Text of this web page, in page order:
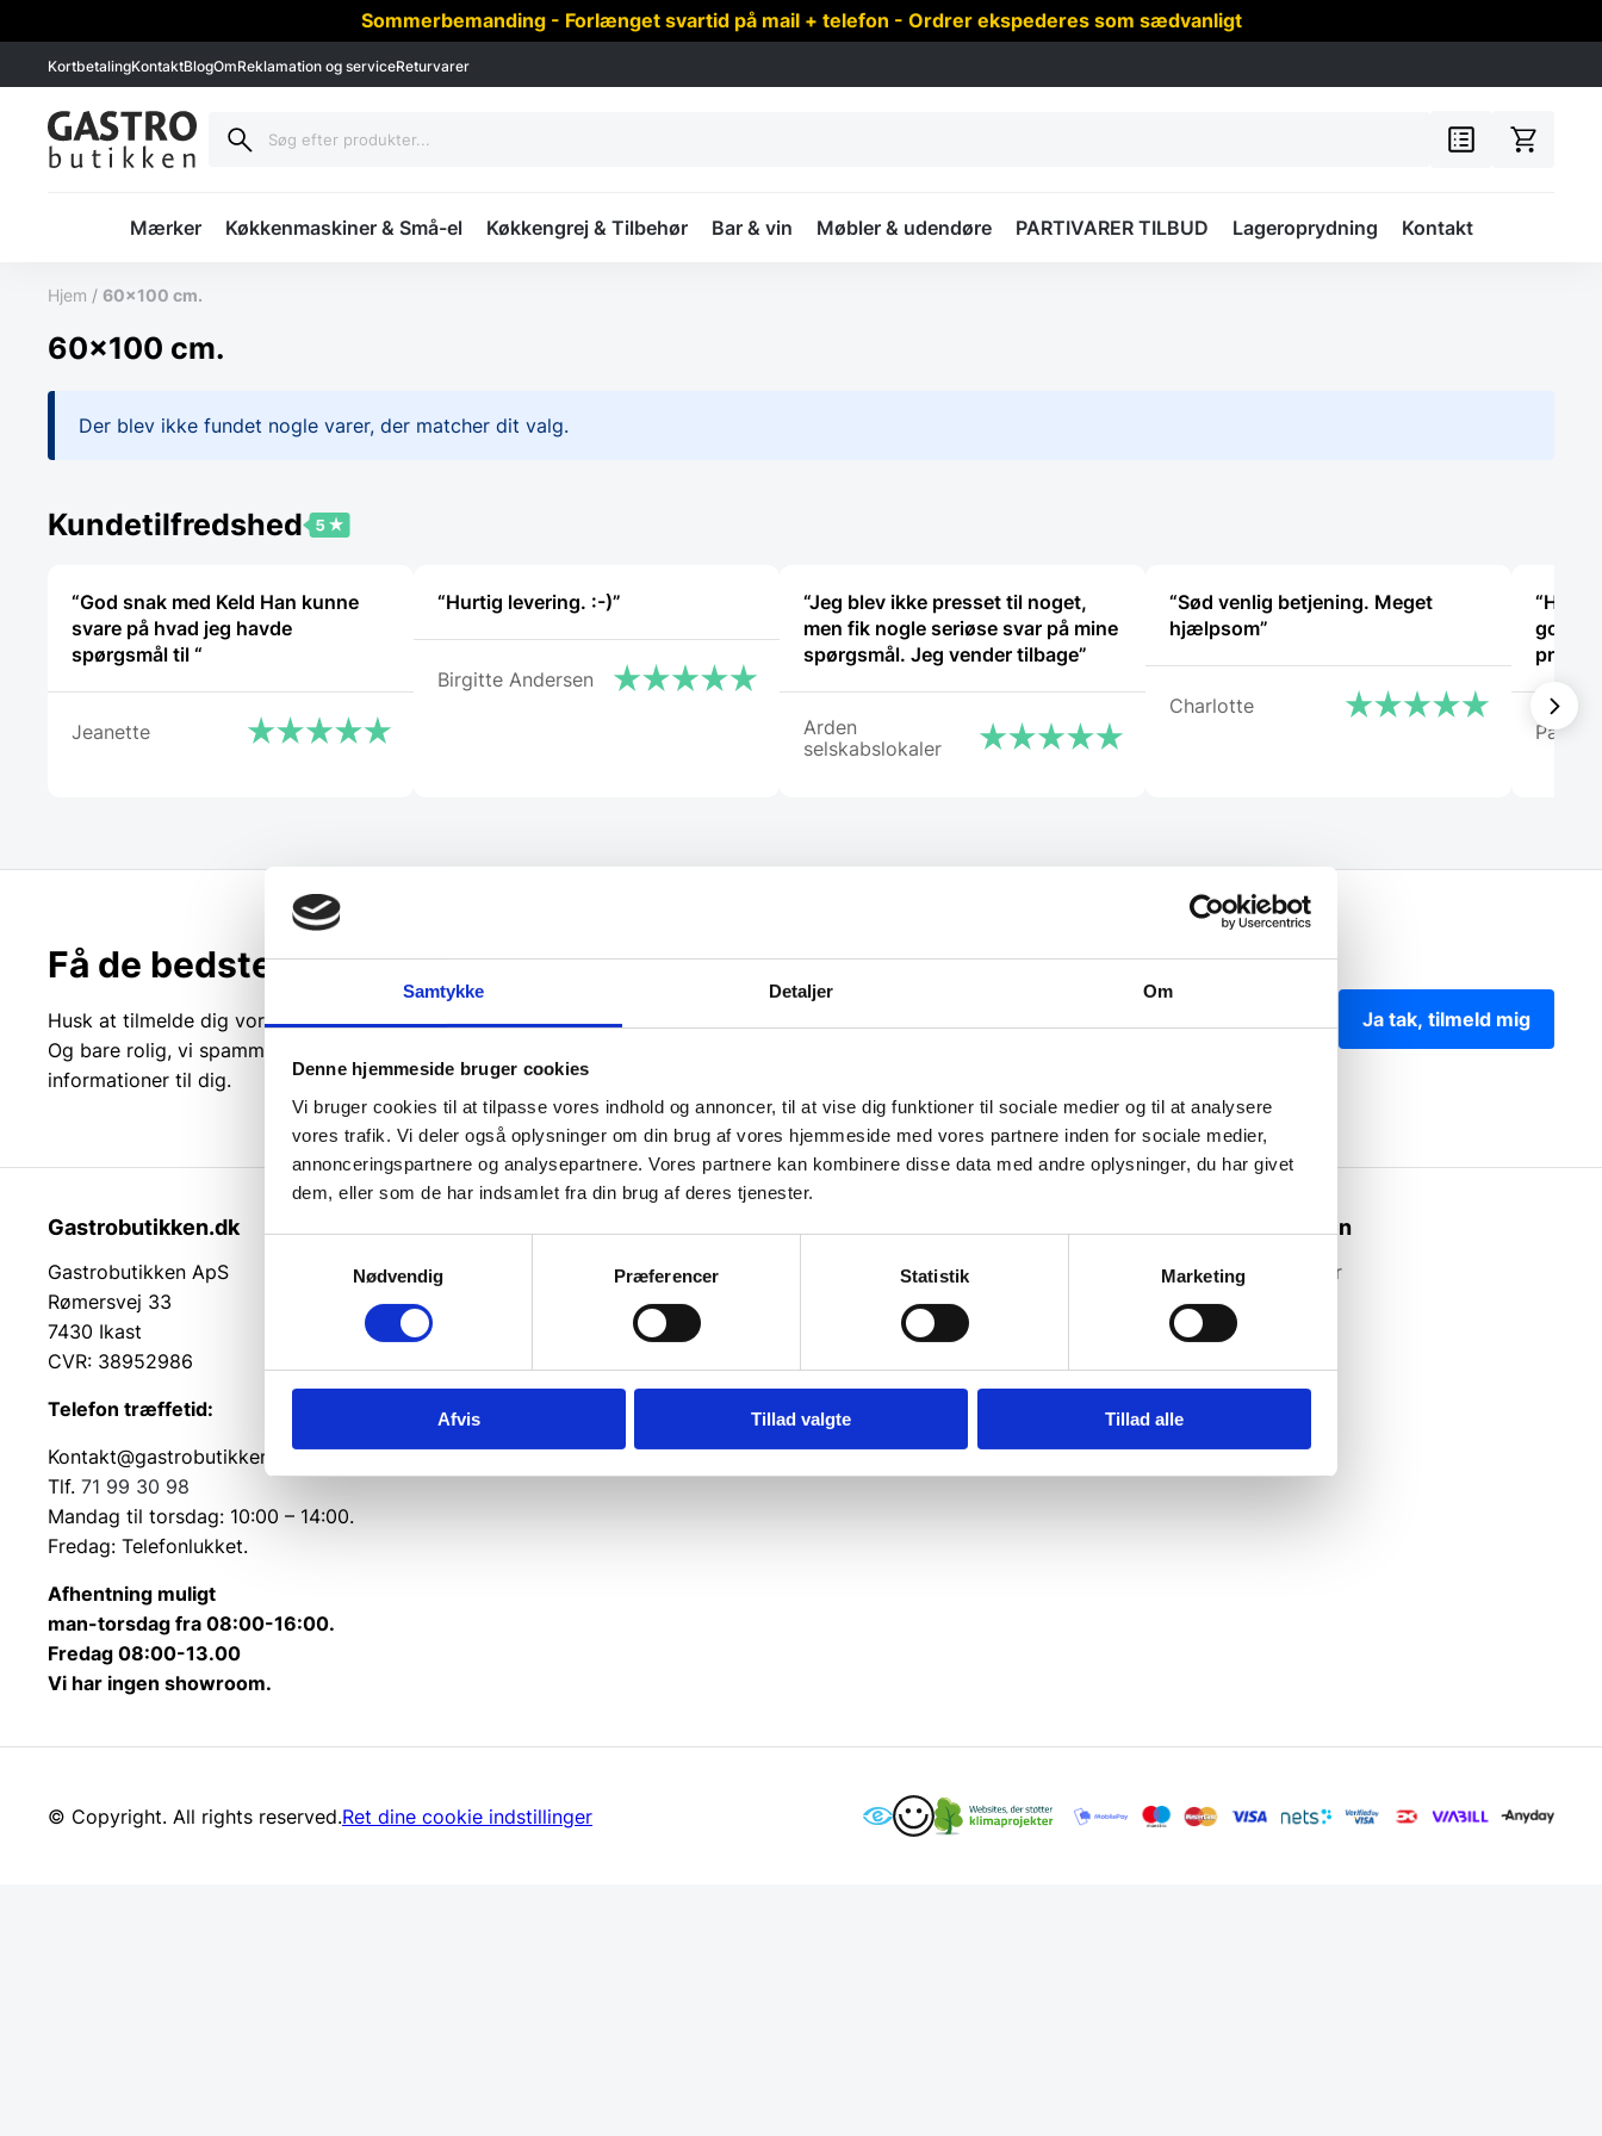
Samtykke Detaljer Om
Denne hjemmeside bruger cookies
Vi bruger cookies til at tilpasse vores indhold og annoncer, til at vise dig funktioner til sociale medier og til at analysere
vores trafik. Vi deler også oplysninger om din brug af vores hjemmeside med vores partnere inden for sociale medier,
annonceringspartnere og analysepartnere. Vores partnere kan kombinere disse data med andre oplysninger, du har givet
dem, eller som de har indsamlet fra din brug af deres tjenester.
Nødvendig
Præferencer Statistik Marketing
Afvis Tillad valgte Tillad alle
Sommerbemanding - Forlænget svartid på mail + telefon - Ordrer ekspederes som sædvanligt
KortbetalingKontaktBlogOmReklamation og serviceReturvarer
Mærker Køkkenmaskiner & Små-el Køkkengrej & Tilbehør Bar & vin Møbler & udendøre PARTIVARER TILBUD Lageroprydning Kontakt
Hjem / 60x100 cm.
60x100 cm.
Der blev ikke fundet nogle varer, der matcher dit valg.
Kundetilfredshed
“God snak med Keld Han kunne
svare på hvad jeg havde
spørgsmål til “
Jeanette
“Hurtig levering. :-)”
Birgitte Andersen
“Jeg blev ikke presset til noget,
men fik nogle seriøse svar på mine
spørgsmål. Jeg vender tilbage”
Arden
selskabslokaler
“Sød venlig betjening. Meget
hjælpsom”
Charlotte
“Har
god
Patricia
Få de bedste tilbud først!
Husk at tilmelde dig vores nyhedsbrev og vær først til de bedste tilbud.
Og bare rolig, vi spammer dig ikke, men sender kun relevante tilbud og
informationer til dig.
Ja tak, tilmeld mig
Gastrobutikken.dk
Gastrobutikken ApS
Rømersvej 33
7430 Ikast
CVR: 38952986
Telefon træffetid:
Kontakt@gastrobutikken.dk
Tlf. 71 99 30 98
Mandag til torsdag: 10:00 – 14:00.
Fredag: Telefonlukket.
Afhentning muligt
man-torsdag fra 08:00-16:00.
Fredag 08:00-13.00
Vi har ingen showroom.
Kundeservice
Reklamation og service
Levering
Cookie info
Information
Kortbetaling
Levering
Webshoppen
Alle produkter
© Copyright. All rights reserved.Ret dine cookie indstillinger